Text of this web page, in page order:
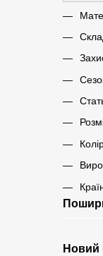
Новий